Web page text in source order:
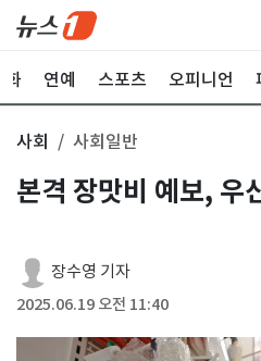
화 연예 스포츠 오피니언
사회 사회일반
본격 장맛비 예보, 우
장수영 기자
2025.06.19 오전 11:40